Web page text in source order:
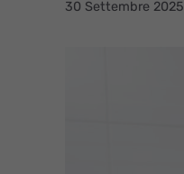
30 Settembre 2025